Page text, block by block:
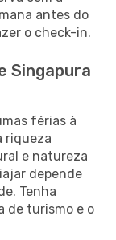
antes do
o check-in.
Singapura
férias à
riqueza
e natureza
depende
Tenha
de turismo e o